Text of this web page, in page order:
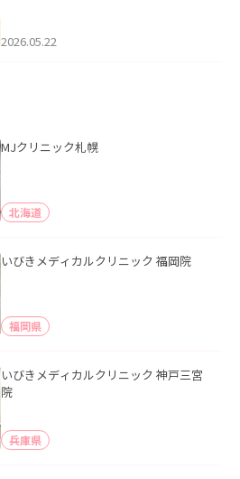
た。
2026.05.22
MJクリニック札幌
北海道
いびきメディカルクリニック 福岡院
福岡県
いびきメディカルクリニック 神戸三宮
院
兵庫県